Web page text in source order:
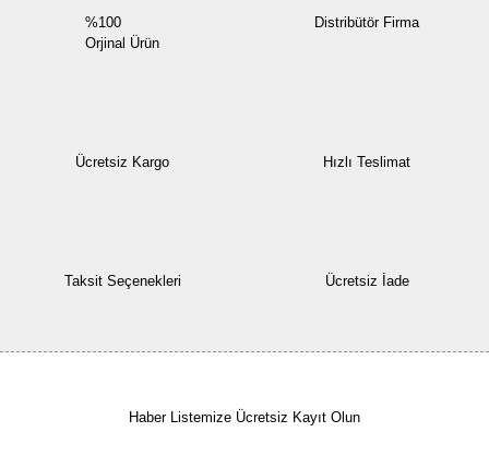
%100
Orjinal Ürün
Distribütör Firma
Ücretsiz Kargo Hızlı Teslimat
Taksit Seçenekleri Ücretsiz İade
Haber Listemize Ücretsiz Kayıt Olun